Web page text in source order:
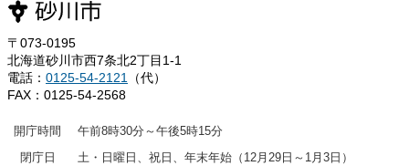
〒073-0195
北海道砂川市西7条北2丁目1-1
電話： 0125-54-2121 （代）
FAX：0125-54-2568
開庁時間
午前8時30分～午後5時15分
閉庁日
土・日曜日、祝日、年末年始（12月29日～1月3日）